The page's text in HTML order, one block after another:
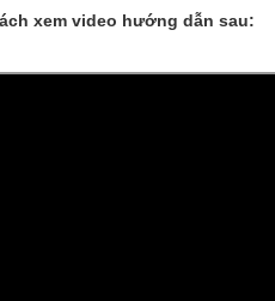
xem video hướng dẫn sau: